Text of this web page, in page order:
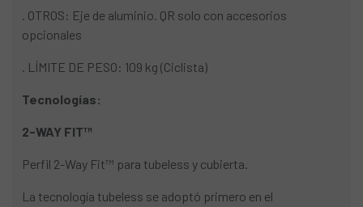
. OTROS: Eje de aluminio. QR solo con accesorios
opcionales
. LÍMITE DE PESO: 109 kg (Ciclista)
Tecnologías:
2-WAY FIT™
Perfil 2-Way Fit™ para tubeless y cubierta.
La tecnología tubeless se adoptó primero en el